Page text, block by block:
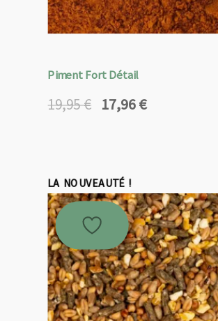
Piment Fort Détail
19,95€
Le
19,95 €.
17,96€
Le
17,96 €.
LA NOUVEAUTÉ !